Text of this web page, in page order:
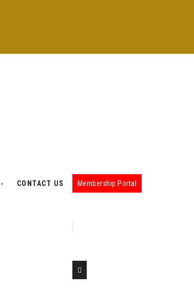
Membership Portal
CONTACT US